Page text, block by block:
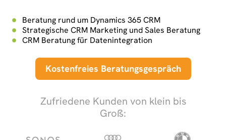
Beratung rund um Dynamics 365 CRM
Strategische CRM Marketing und Sales Beratung
CRM Beratung für Datenintegration
Kostenfreies Beratungsgespräch
Zufriedene Kunden von klein bis
Groß: